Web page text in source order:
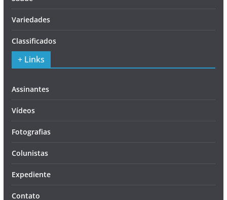
Variedades
Classificados
+ Links
Assinantes
Vídeos
Fotografias
Colunistas
Expediente
Contato